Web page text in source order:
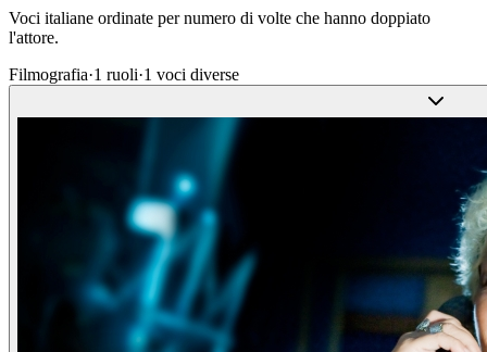
Voci italiane ordinate per numero di volte che hanno doppiato
l'attore.
Filmografia·1 ruoli·1 voci diverse